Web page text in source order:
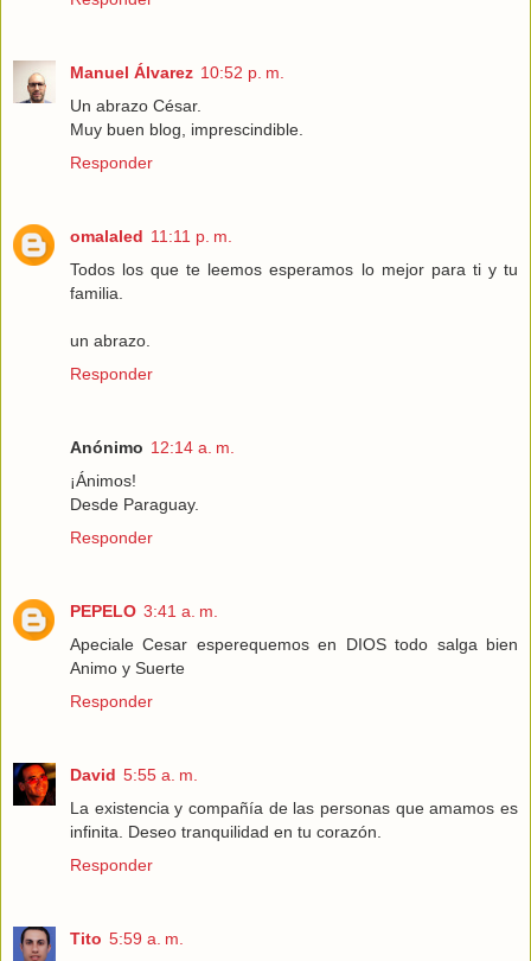
Manuel Álvarez 10:52 p. m.
Un abrazo César.
Muy buen blog, imprescindible.
Responder
omalaled 11:11 p. m.
Todos los que te leemos esperamos lo mejor para ti y tu
familia.
un abrazo.
Responder
Anónimo 12:14 a. m.
¡Ánimos!
Desde Paraguay.
Responder
PEPELO 3:41 a. m.
Apeciale Cesar esperequemos en DIOS todo salga bien
Animo y Suerte
Responder
David 5:55 a. m.
La existencia y compañía de las personas que amamos es
infinita. Deseo tranquilidad en tu corazón.
Responder
Tito 5:59 a. m.